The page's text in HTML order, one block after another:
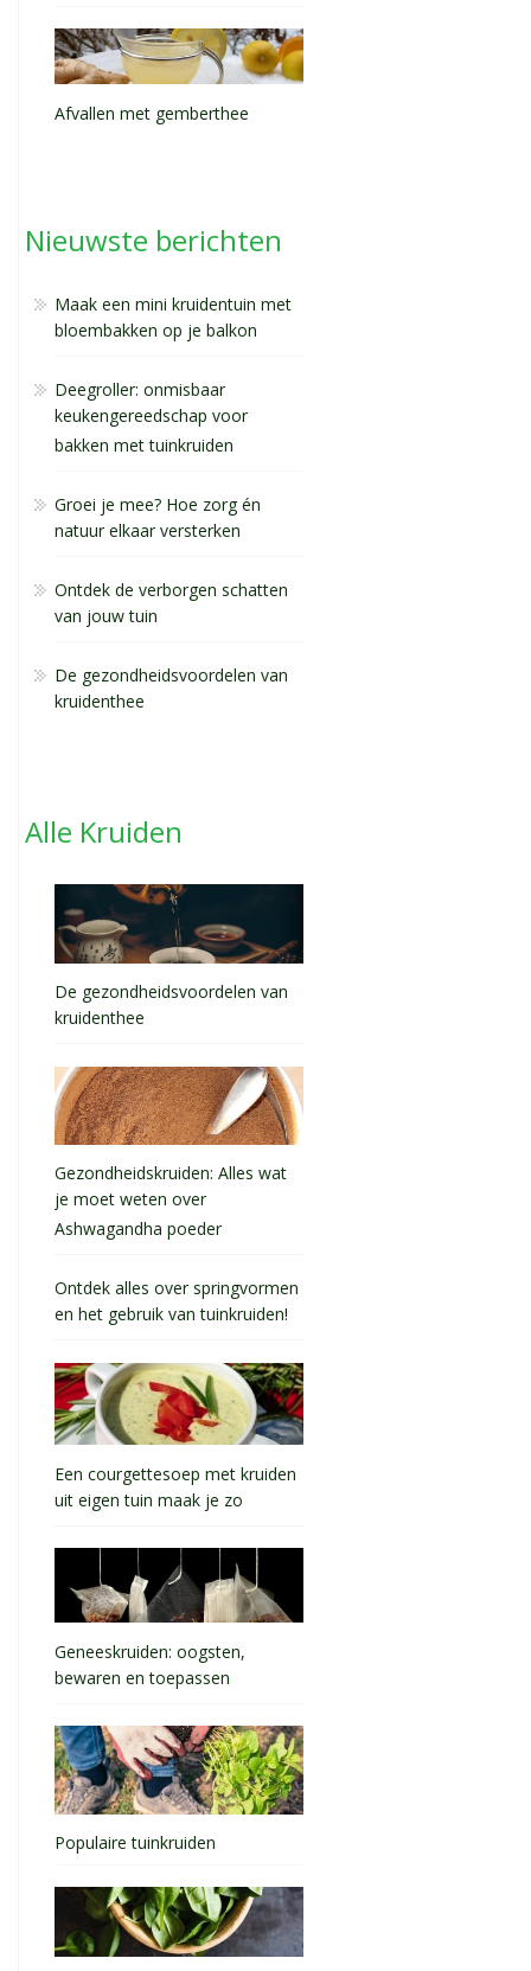
Afvallen met gemberthee
Nieuwste berichten
Maak een mini kruidentuin met
bloembakken op je balkon
Deegroller: onmisbaar
keukengereedschap voor
bakken met tuinkruiden
Groei je mee? Hoe zorg én
natuur elkaar versterken
Ontdek de verborgen schatten
van jouw tuin
De gezondheidsvoordelen van
kruidenthee
Alle Kruiden
De gezondheidsvoordelen van
kruidenthee
Gezondheidskruiden: Alles wat
je moet weten over
Ashwagandha poeder
Ontdek alles over springvormen
en het gebruik van tuinkruiden!
Een courgettesoep met kruiden
uit eigen tuin maak je zo
Geneeskruiden: oogsten,
bewaren en toepassen
Populaire tuinkruiden